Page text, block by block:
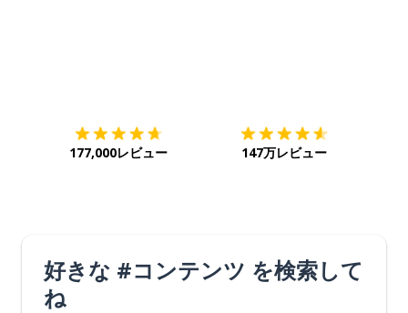
177,000レビュー 147万レビュー
好きな #コンテンツ を検索して
ね